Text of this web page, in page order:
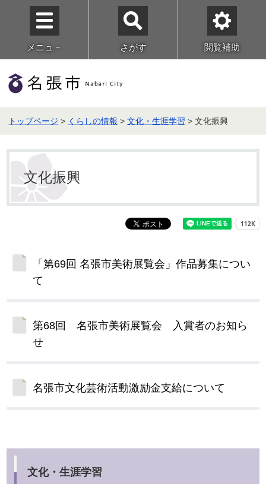
メニュ－ さがす 閲覧補助
トップページ > くらしの情報 >文化・生涯学習 > 文化振興
文化振興
「第69回 名張市美術展覧会」作品募集につい
て
第68回 名張市美術展覧会 入賞者のお知ら
せ
名張市文化芸術活動激励金支給について
文化・生涯学習